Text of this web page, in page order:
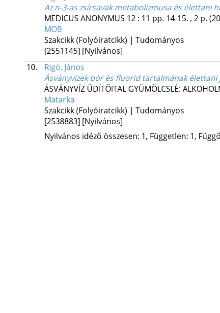
Az n-3-as zsírsavak metabolizmusa és élettani
MEDICUS ANONYMUS 12: 11 pp. 14-15. , 2 p.
MOB
Szakcikk (Folyóiratcikk) | Tudományos
[2551145] [Nyilvános]
10.
Rigó, János
Ásványvizek bór és fluorid tartalmának élettani
ÁSVÁNYVÍZ ÜDÍTŐITAL GYÜMÖLCSLÉ:
Matarka
Szakcikk (Folyóiratcikk) | Tudományos
[2538883] [Nyilvános]
Nyilvános idéző összesen: 1, Független: 1,